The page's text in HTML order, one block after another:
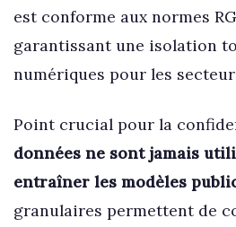
est conforme aux normes
garantissant une isolation
numériques pour les
Point crucial pour la
données ne sont jamais
entraîner les modèles
granulaires permettent de